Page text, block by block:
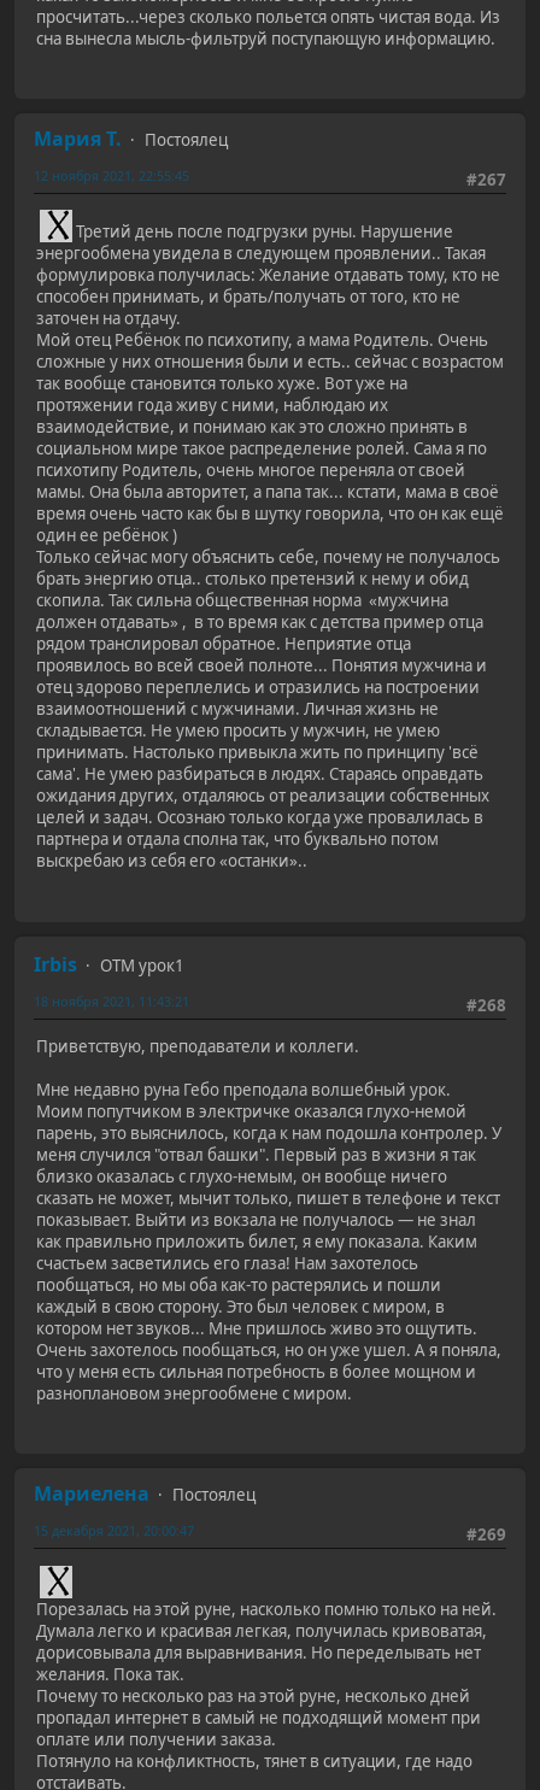
просчитать...через сколько польется опять чистая вода. Из
сна вынесла мысль-фильтруй поступающую информацию.
Мария Т.
Постоялец
#267
12 ноября 2021, 22:55:45
Третий день после подгрузки руны. Нарушение
энергообмена увидела в следующем проявлении.. Такая
формулировка получилась: Желание отдавать тому, кто не
способен принимать, и брать/получать от того, кто не
заточен на отдачу.
Мой отец Ребёнок по психотипу, а мама Родитель. Очень
сложные у них отношения были и есть.. сейчас с возрастом
так вообще становится только хуже. Вот уже на
протяжении года живу с ними, наблюдаю их
взаимодействие, и понимаю как это сложно принять в
социальном мире такое распределение ролей. Сама я по
психотипу Родитель, очень многое переняла от своей
мамы. Она была авторитет, а папа так... кстати, мама в своё
время очень часто как бы в шутку говорила, что он как ещё
один ее ребёнок )
Только сейчас могу объяснить себе, почему не получалось
брать энергию отца.. столько претензий к нему и обид
скопила. Так сильна общественная норма «мужчина
должен отдавать» , в то время как с детства пример отца
рядом транслировал обратное. Неприятие отца
проявилось во всей своей полноте... Понятия мужчина и
отец здорово переплелись и отразились на построении
взаимоотношений с мужчинами. Личная жизнь не
складывается. Не умею просить у мужчин, не умею
принимать. Настолько привыкла жить по принципу 'всё
сама'. Не умею разбираться в людях. Стараясь оправдать
ожидания других, отдаляюсь от реализации собственных
целей и задач. Осознаю только когда уже провалилась в
партнера и отдала сполна так, что буквально потом
выскребаю из себя его «останки»..
Irbis
ОТМ урок1
#268
18 ноября 2021, 11:43:21
Приветствую, преподаватели и коллеги.
Мне недавно руна Гебо преподала волшебный урок.
Моим попутчиком в электричке оказался глухо-немой
парень, это выяснилось, когда к нам подошла контролер. У
меня случился "отвал башки". Первый раз в жизни я так
близко оказалась с глухо-немым, он вообще ничего
сказать не может, мычит только, пишет в телефоне и текст
показывает. Выйти из вокзала не получалось — не знал
как правильно приложить билет, я ему показала. Каким
счастьем засветились его глаза! Нам захотелось
пообщаться, но мы оба как-то растерялись и пошли
каждый в свою сторону. Это был человек с миром, в
котором нет звуков... Мне пришлось живо это ощутить.
Очень захотелось пообщаться, но он уже ушел. А я поняла,
что у меня есть сильная потребность в более мощном и
разноплановом энергообмене с миром.
Мариелена
Постоялец
#269
15 декабря 2021, 20:00:47
Порезалась на этой руне, насколько помню только на ней.
Думала легко и красивая легкая, получилась кривоватая,
дорисовывала для выравнивания. Но переделывать нет
желания. Пока так.
Почему то несколько раз на этой руне, несколько дней
пропадал интернет в самый не подходящий момент при
оплате или получении заказа.
Потянуло на конфликтность, тянет в ситуации, где надо
отстаивать.